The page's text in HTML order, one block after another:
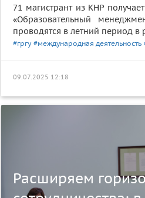
71 магистрант из КНР
«Образовательный
проводятся в летний период в
#гргу #международная деятельность
09.07.2025 12:18
Расширяем